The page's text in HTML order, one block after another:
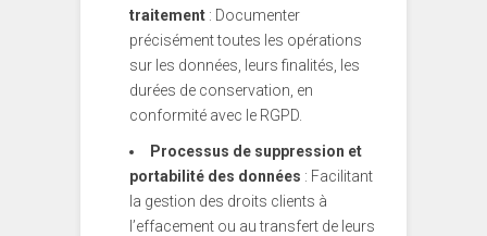
traitement : Documenter
précisément toutes les opérations
sur les données, leurs finalités, les
durées de conservation, en
conformité avec le RGPD.
Processus de suppression et
portabilité des données : Facilitant
la gestion des droits clients à
l’effacement ou au transfert de leurs